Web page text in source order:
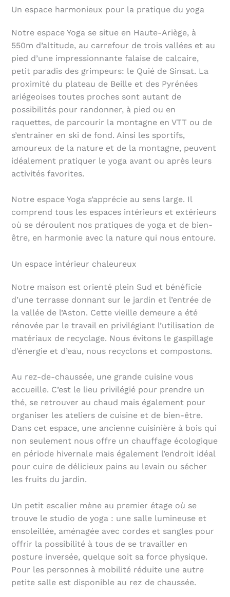
Un espace harmonieux pour la pratique du yoga
Notre espace Yoga se situe en Haute-Ariège, à
550m d’altitude, au carrefour de trois vallées et au
pied d’une impressionnante falaise de calcaire,
petit paradis des grimpeurs: le Quié de Sinsat. La
proximité du plateau de Beille et des Pyrénées
ariégeoises toutes proches sont autant de
possibilités pour randonner, à pied ou en
raquettes, de parcourir la montagne en VTT ou de
s’entrainer en ski de fond. Ainsi les sportifs,
amoureux de la nature et de la montagne, peuvent
idéalement pratiquer le yoga avant ou après leurs
activités favorites.
Notre espace Yoga s’apprécie au sens large. Il
comprend tous les espaces intérieurs et extérieurs
où se déroulent nos pratiques de yoga et de bien-
être, en harmonie avec la nature qui nous entoure.
Un espace intérieur chaleureux
Notre maison est orienté plein Sud et bénéficie
d’une terrasse donnant sur le jardin et l’entrée de
la vallée de l’Aston. Cette vieille demeure a été
rénovée par le travail en privilégiant l’utilisation de
matériaux de recyclage. Nous évitons le gaspillage
d’énergie et d’eau, nous recyclons et compostons.
Au rez-de-chaussée, une grande cuisine vous
accueille. C’est le lieu privilégié pour prendre un
thé, se retrouver au chaud mais également pour
organiser les ateliers de cuisine et de bien-être.
Dans cet espace, une ancienne cuisinière à bois qui
non seulement nous offre un chauffage écologique
en période hivernale mais également l’endroit idéal
pour cuire de délicieux pains au levain ou sécher
les fruits du jardin.
Un petit escalier mène au premier étage où se
trouve le studio de yoga : une salle lumineuse et
ensoleillée, aménagée avec cordes et sangles pour
offrir la possibilité à tous de se travailler en
posture inversée, quelque soit sa force physique.
Pour les personnes à mobilité réduite une autre
petite salle est disponible au rez de chaussée.